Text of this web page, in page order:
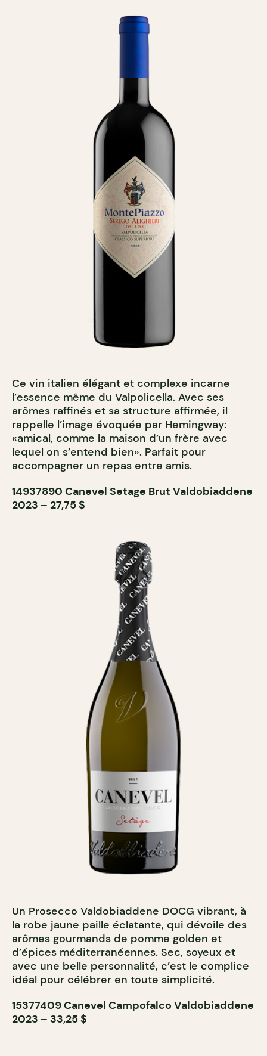
Ce vin italien élégant et complexe incarne
l’essence même du Valpolicella. Avec ses
arômes raffinés et sa structure affirmée, il
rappelle l’image évoquée par Hemingway:
«amical, comme la maison d’un frère avec
lequel on s’entend bien». Parfait pour
accompagner un repas entre amis.
14937890 Canevel Setage Brut Valdobiaddene
2023 – 27,75 $
Un Prosecco Valdobiaddene DOCG vibrant, à
la robe jaune paille éclatante, qui dévoile des
arômes gourmands de pomme golden et
d’épices méditerranéennes. Sec, soyeux et
avec une belle personnalité, c’est le complice
idéal pour célébrer en toute simplicité.
15377409 Canevel Campofalco Valdobiaddene
2023 – 33,25 $